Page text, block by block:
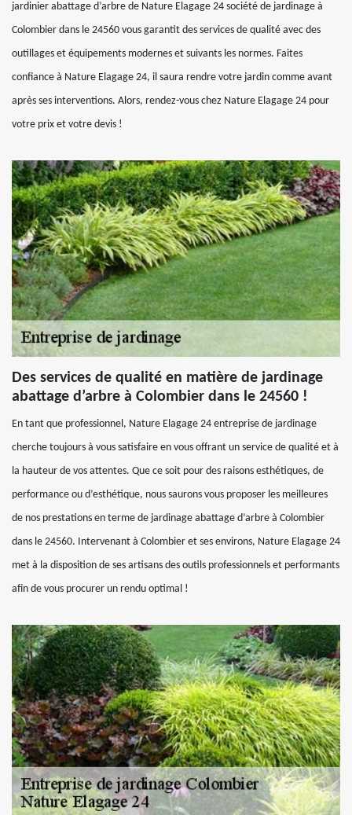
jardinier abattage d’arbre de Nature Elagage 24 société de jardinage à
Colombier dans le 24560 vous garantit des services de qualité avec des
outillages et équipements modernes et suivants les normes. Faites
confiance à Nature Elagage 24, il saura rendre votre jardin comme avant
après ses interventions. Alors, rendez-vous chez Nature Elagage 24 pour
votre prix et votre devis !
Des services de qualité en matière de jardinage
abattage d’arbre à Colombier dans le 24560 !
En tant que professionnel, Nature Elagage 24 entreprise de jardinage
cherche toujours à vous satisfaire en vous offrant un service de qualité et à
la hauteur de vos attentes. Que ce soit pour des raisons esthétiques, de
performance ou d’esthétique, nous saurons vous proposer les meilleures
de nos prestations en terme de jardinage abattage d’arbre à Colombier
dans le 24560. Intervenant à Colombier et ses environs, Nature Elagage 24
met à la disposition de ses artisans des outils professionnels et performants
afin de vous procurer un rendu optimal !